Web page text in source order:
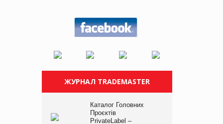
ЖУРНАЛ TRADEMASTER
Каталог Головних
Проєктів
PrivateLabel –